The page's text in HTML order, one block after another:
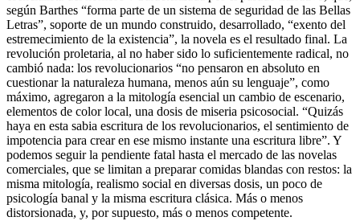
según Barthes “forma parte de un sistema de seguridad de las Bellas
Letras”, soporte de un mundo construido, desarrollado, “exento del
estremecimiento de la existencia”, la novela es el resultado final. La
revolución proletaria, al no haber sido lo suficientemente radical, no
cambió nada: los revolucionarios “no pensaron en absoluto en
cuestionar la naturaleza humana, menos aún su lenguaje”, como
máximo, agregaron a la mitología esencial un cambio de escenario,
elementos de color local, una dosis de miseria psicosocial. “Quizás
haya en esta sabia escritura de los revolucionarios, el sentimiento de
impotencia para crear en ese mismo instante una escritura libre”. Y
podemos seguir la pendiente fatal hasta el mercado de las novelas
comerciales, que se limitan a preparar comidas blandas con restos: la
misma mitología, realismo social en diversas dosis, un poco de
psicología banal y la misma escritura clásica. Más o menos
distorsionada, y, por supuesto, más o menos competente.